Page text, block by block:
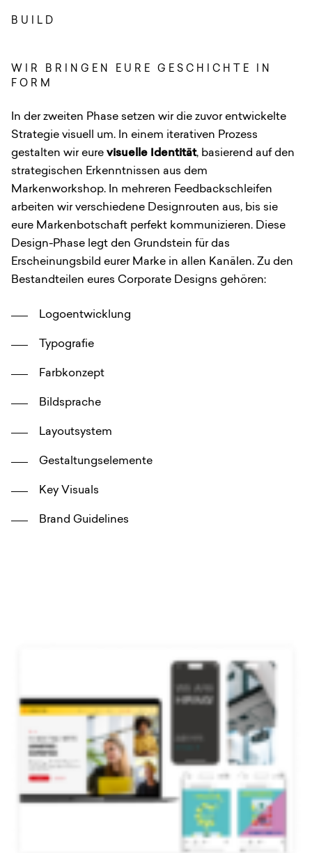
BUILD
:
WIR BRINGEN EURE GESCHICHTE IN
FORM
In der zweiten Phase setzen wir die zuvor entwickelte
Strategie visuell um. In einem iterativen Prozess
gestalten wir eure visuelle Identität, basierend auf den
strategischen Erkenntnissen aus dem
Markenworkshop. In mehreren Feedbackschleifen
arbeiten wir verschiedene Designrouten aus, bis sie
eure Markenbotschaft perfekt kommunizieren. Diese
Design-Phase legt den Grundstein für das
Erscheinungsbild eurer Marke in allen Kanälen. Zu den
Bestandteilen eures Corporate Designs gehören:
Logoentwicklung
Typografie
Farbkonzept
Bildsprache
Layoutsystem
Gestaltungselemente
Key Visuals
Brand Guidelines